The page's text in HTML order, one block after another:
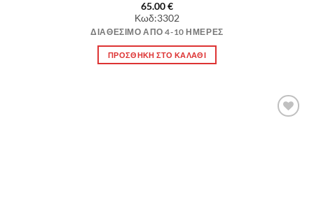
65.00€
Κωδ:3302
ΔΙΑΘΈΣΙΜΟ ΑΠΌ 4-10 ΗΜΈΡΕΣ
ΠΡΟΣΘΉΚΗ ΣΤΟ ΚΑΛΆΘΙ